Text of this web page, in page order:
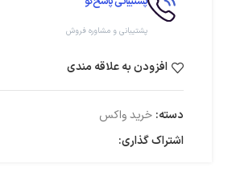
پشتیبانی و مشاوره فروش
افزودن به علاقه مندی
دسته: خرید واکس
اشتراک گذاری: